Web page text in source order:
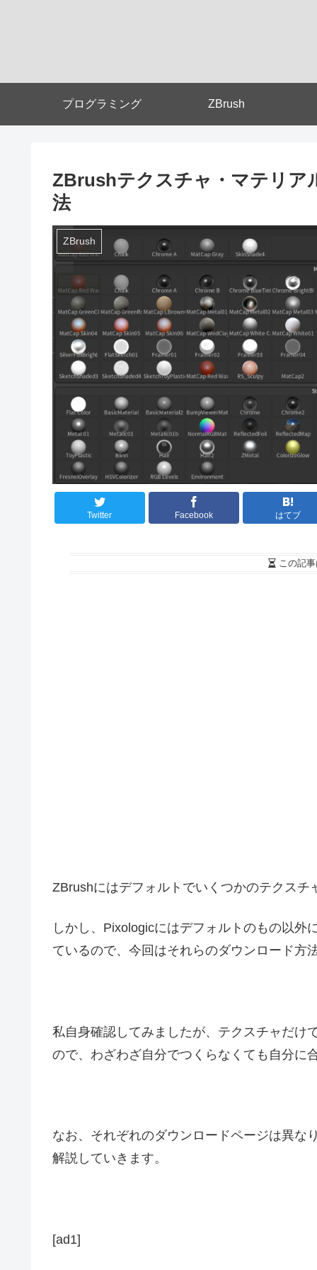
プログラミング ZBrush
ZBrushテクスチャ・マテリア
法
ZBrush
Twitter Facebook はてブ
この記事
ZBrushにはデフォルトでいくつかのテクス
しかし、Pixologicにはデフォルトのもの以外
ているので、今回はそれらのダウンロード方
私自身確認してみましたが、テクスチャだけ
ので、わざわざ自分でつくらなくても自分に
なお、それぞれのダウンロードページは異な
解説していきます。
[ad1]